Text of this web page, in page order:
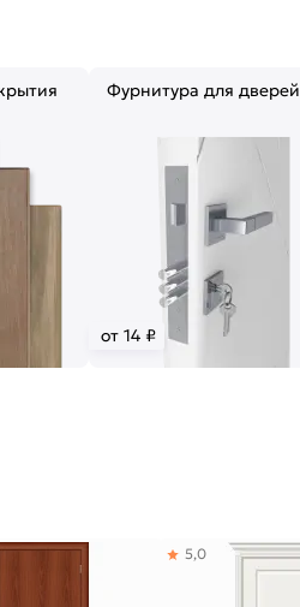
Фурнитура для дверей
от 14 ₽
5,0